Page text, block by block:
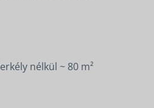
nélkül ~ 80 m²